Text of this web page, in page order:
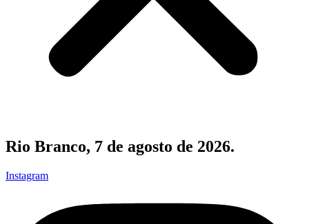
Rio Branco, 7 de agosto de 2026.
Instagram